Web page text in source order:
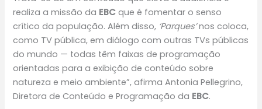
realiza a missão da EBCque é fomentar o senso
crítico da população. Além disso, ‘Parques’nos coloca,
como TV pública, em diálogo com outras TVs públicas
do mundo — todas têm faixas de programação
orientadas para a exibição de conteúdo sobre
natureza e meio ambiente”, afirma Antonia Pellegrino,
Diretora de Conteúdo e Programação da EBC.